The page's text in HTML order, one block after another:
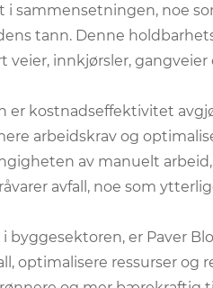
i sammensetningen, noe
tann. Denne
innkjørsler, gangveier
er kostnadseffektivitet
arbeidskrav og
av manuelt
avfall, noe som
er Paver
optimalisere ressurser og